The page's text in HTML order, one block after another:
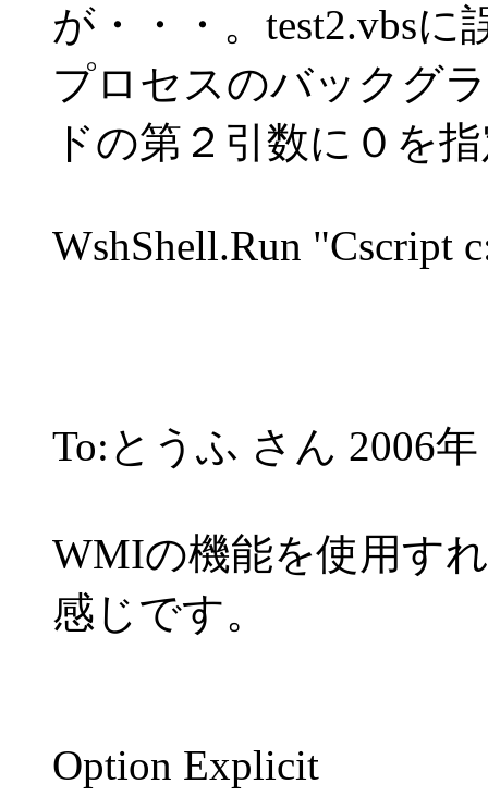
が・・・。test2.vbs
プロセスのバックグ
ドの第２引数に０を
WshShell.Run "Cscript
To:とうふ さん 2006
WMIの機能を使用す
感じです。
Option Explicit